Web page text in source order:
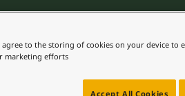
agree to the storing of cookies on your device to
marketing efforts.
Accept All Cookies